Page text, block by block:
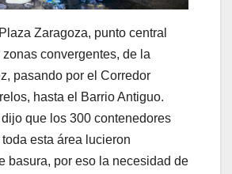
Zaragoza, punto central
zonas convergentes, de la
pasando por el Corredor
hasta el Barrio Antiguo.
que los 300 contenedores
esta área lucieron
basura, por eso la necesidad de